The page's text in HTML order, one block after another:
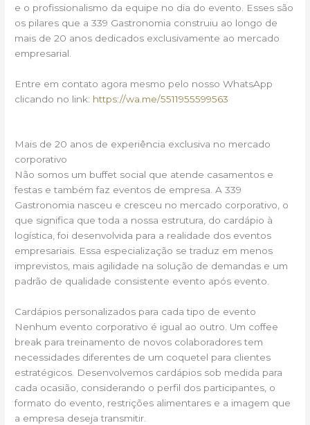
e o profissionalismo da equipe no dia do evento. Esses são
os pilares que a 339 Gastronomia construiu ao longo de
mais de 20 anos dedicados exclusivamente ao mercado
empresarial.
Entre em contato agora mesmo pelo nosso WhatsApp
clicando no link: https://wa.me/5511955599563
Mais de 20 anos de experiência exclusiva no mercado
corporativo
Não somos um buffet social que atende casamentos e
festas e também faz eventos de empresa. A 339
Gastronomia nasceu e cresceu no mercado corporativo, o
que significa que toda a nossa estrutura, do cardápio à
logística, foi desenvolvida para a realidade dos eventos
empresariais. Essa especialização se traduz em menos
imprevistos, mais agilidade na solução de demandas e um
padrão de qualidade consistente evento após evento.
Cardápios personalizados para cada tipo de evento
Nenhum evento corporativo é igual ao outro. Um coffee
break para treinamento de novos colaboradores tem
necessidades diferentes de um coquetel para clientes
estratégicos. Desenvolvemos cardápios sob medida para
cada ocasião, considerando o perfil dos participantes, o
formato do evento, restrições alimentares e a imagem que
a empresa deseja transmitir.